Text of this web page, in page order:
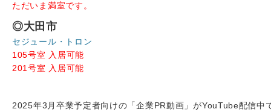
ただいま満室です。
◎大田市
セジュール・トロン
105号室 入居可能
201号室 入居可能
2025年3月卒業予定者向けの「企業PR動画」がYouTube配信中